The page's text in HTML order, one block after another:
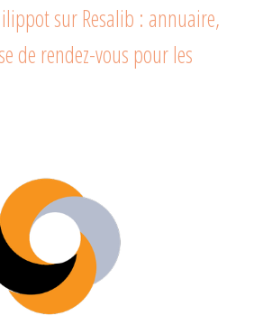
sur Resalib : annuaire,
de rendez-vous pour les